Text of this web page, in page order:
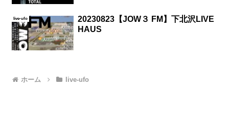
live-ufo
20230823【JOW３ FM】下北沢LIVE
HAUS
ホーム live-ufo